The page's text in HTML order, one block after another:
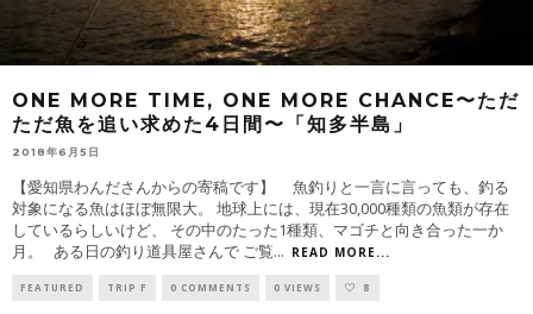
ONE MORE TIME, ONE MORE CHANCE〜ただ
ただ魚を追い求めた4日間〜「知多半島」
2018年6月5日
【愛知県わんださんからの寄稿です】 魚釣りと一言に言っても、釣る
対象になる魚はほぼ無限大。 地球上には、現在30,000種類の魚類が存在
しているらしいけど、 その中のたった1種類、マゴチと向き合った一か
月。 ある日の釣り道具屋さんで ご覧... READ MORE...
FEATURED TRIP F 0 COMMENTS 0 VIEWS 8